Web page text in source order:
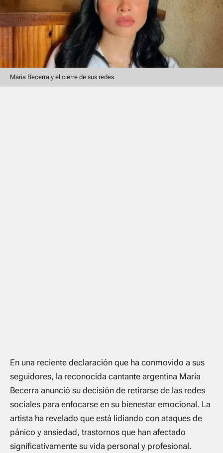
Maria Becerra y el cierre de sus redes.
En una reciente declaración que ha conmovido a sus
seguidores, la reconocida cantante argentina María
Becerra anunció su decisión de retirarse de las redes
sociales para enfocarse en su bienestar emocional. La
artista ha revelado que está lidiando con ataques de
pánico y ansiedad, trastornos que han afectado
significativamente su vida personal y profesional.